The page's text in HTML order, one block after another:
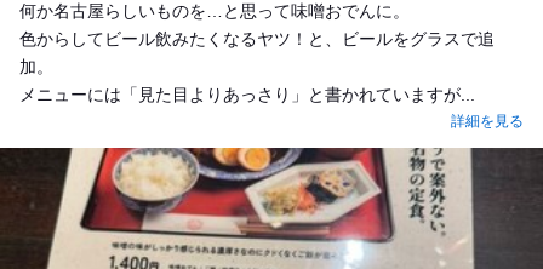
何か名古屋らしいものを…と思って味噌おでんに。
色からしてビール飲みたくなるヤツ！と、ビールをグラスで追
加。
メニューには「見た目よりあっさり」と書かれていますが...
詳細を見る